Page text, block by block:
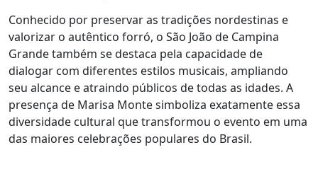
Conhecido por preservar as tradições nordestinas e
valorizar o autêntico forró, o São João de Campina
Grande também se destaca pela capacidade de
dialogar com diferentes estilos musicais, ampliando
seu alcance e atraindo públicos de todas as idades. A
presença de Marisa Monte simboliza exatamente essa
diversidade cultural que transformou o evento em uma
das maiores celebrações populares do Brasil.